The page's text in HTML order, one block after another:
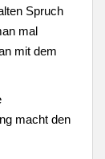
Spruch
mal
mit dem
macht den